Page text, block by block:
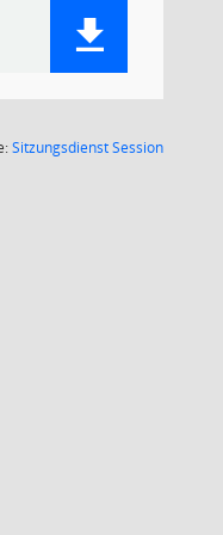
SitzungsdienstSession(Wird in